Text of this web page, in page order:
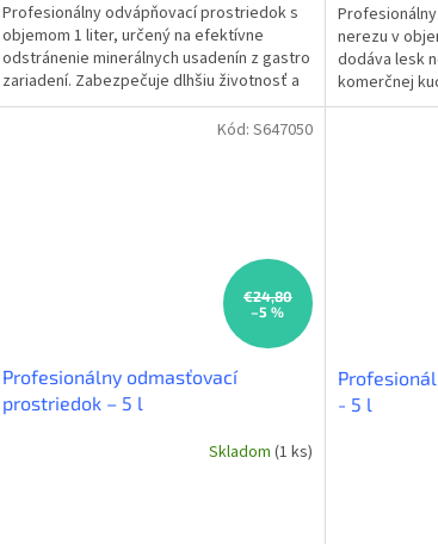
Profesionálny odvápňovací prostriedok s
objemom 1 liter, určený na efektívne
odstránenie minerálnych usadenín z gastro
zariadení. Zabezpečuje dlhšiu životnosť a
optimálny výkon...
nerezu v
dodáva lesk
komerčnej
leštenie...
€24,80
–5 %
Profesionálny odmasťovací
prostriedok – 5 l
Skladom (1 ks)
Kód: S647050
- 5 l